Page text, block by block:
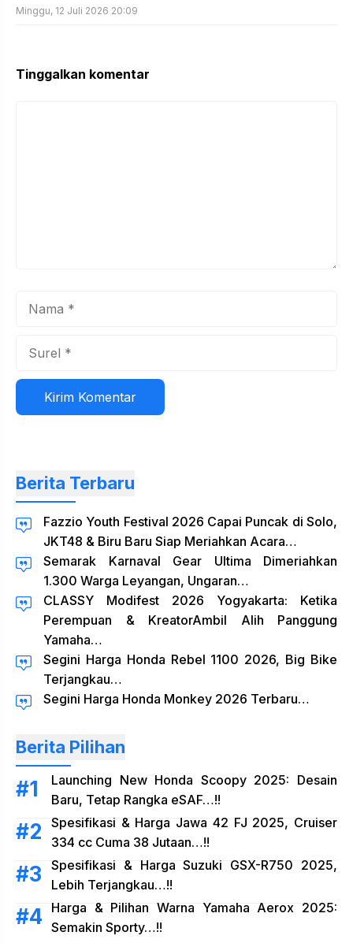
Minggu, 12 Juli 2026 20:09
Tinggalkan komentar
Situs
web
Berita Terbaru
Fazzio Youth Festival 2026 Capai Puncak di Solo,
JKT48 & Biru Baru Siap Meriahkan Acara…
Semarak Karnaval Gear Ultima Dimeriahkan
1.300 Warga Leyangan, Ungaran…
CLASSY Modifest 2026 Yogyakarta: Ketika
Perempuan & KreatorAmbil Alih Panggung
Yamaha…
Segini Harga Honda Rebel 1100 2026, Big Bike
Terjangkau…
Segini Harga Honda Monkey 2026 Terbaru…
Berita Pilihan
Launching New Honda Scoopy 2025: Desain
Baru, Tetap Rangka eSAF…!!
Spesifikasi & Harga Jawa 42 FJ 2025, Cruiser
334 cc Cuma 38 Jutaan…!!
Spesifikasi & Harga Suzuki GSX-R750 2025,
Lebih Terjangkau…!!
Harga & Pilihan Warna Yamaha Aerox 2025:
Semakin Sporty…!!